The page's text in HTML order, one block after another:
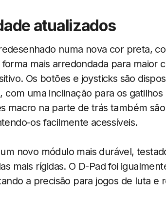
atualizados
numa nova cor preta,
mais arredondada para maior
Os botões e joysticks são
uma inclinação para os
macro na parte de trás também
os facilmente acessíveis.
novo módulo mais durável,
mais rígidas. O D-Pad foi
a precisão para jogos de luta e